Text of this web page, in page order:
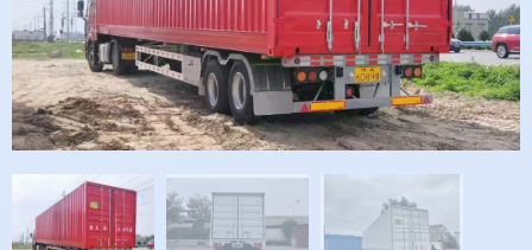
集装箱角件
集装箱底梁
集装箱锁具
集装箱合页
其他配件
新闻中心
合作流程
售后保障
公司简介
企业文化
联系我们
联系方式
在线留言